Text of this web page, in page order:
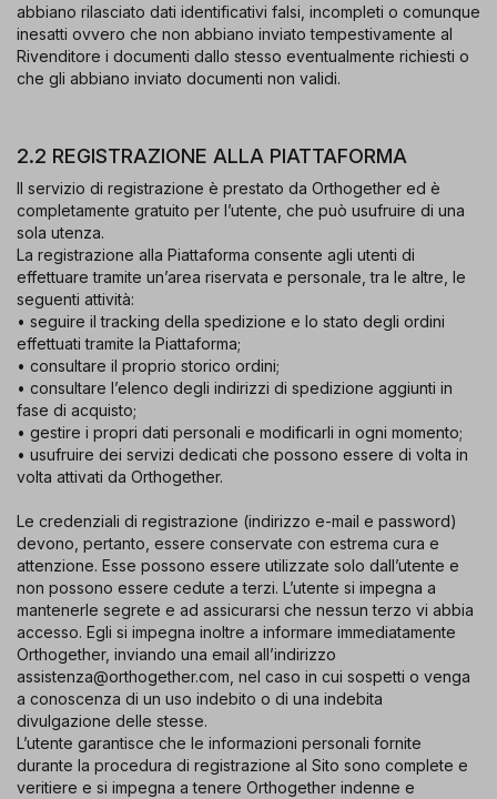
abbiano rilasciato dati identificativi falsi, incompleti o comunque
inesatti ovvero che non abbiano inviato tempestivamente al
Rivenditore i documenti dallo stesso eventualmente richiesti o
che gli abbiano inviato documenti non validi.
2.2 REGISTRAZIONE ALLA PIATTAFORMA
Il servizio di registrazione è prestato da Orthogether ed è
completamente gratuito per l’utente, che può usufruire di una
sola utenza.
La registrazione alla Piattaforma consente agli utenti di
effettuare tramite un’area riservata e personale, tra le altre, le
seguenti attività:
• seguire il tracking della spedizione e lo stato degli ordini
effettuati tramite la Piattaforma;
• consultare il proprio storico ordini;
• consultare l’elenco degli indirizzi di spedizione aggiunti in
fase di acquisto;
• gestire i propri dati personali e modificarli in ogni momento;
• usufruire dei servizi dedicati che possono essere di volta in
volta attivati da Orthogether.
Le credenziali di registrazione (indirizzo e-mail e password)
devono, pertanto, essere conservate con estrema cura e
attenzione. Esse possono essere utilizzate solo dall’utente e
non possono essere cedute a terzi. L’utente si impegna a
mantenerle segrete e ad assicurarsi che nessun terzo vi abbia
accesso. Egli si impegna inoltre a informare immediatamente
Orthogether, inviando una email all’indirizzo
assistenza@orthogether.com, nel caso in cui sospetti o venga
a conoscenza di un uso indebito o di una indebita
divulgazione delle stesse.
L’utente garantisce che le informazioni personali fornite
durante la procedura di registrazione al Sito sono complete e
veritiere e si impegna a tenere Orthogether indenne e